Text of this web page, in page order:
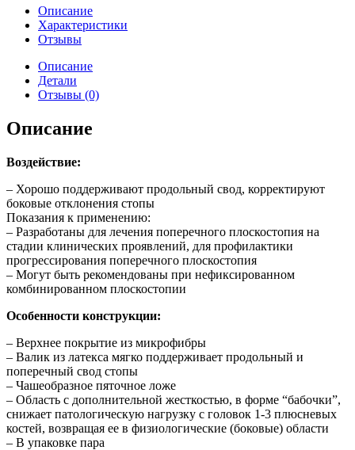
Описание
Характеристики
Отзывы
Описание
Детали
Отзывы (0)
Описание
Воздействие:
– Хорошо поддерживают продольный свод, корректируют
боковые отклонения стопы
Показания к применению:
– Разработаны для лечения поперечного плоскостопия на
стадии клинических проявлений, для профилактики
прогрессирования поперечного плоскостопия
– Могут быть рекомендованы при нефиксированном
комбинированном плоскостопии
Особенности конструкции:
– Верхнее покрытие из микрофибры
– Валик из латекса мягко поддерживает продольный и
поперечный свод стопы
– Чашеобразное пяточное ложе
– Область с дополнительной жесткостью, в форме “бабочки”,
снижает патологическую нагрузку с головок 1-3 плюсневых
костей, возвращая ее в физиологические (боковые) области
– В упаковке пара